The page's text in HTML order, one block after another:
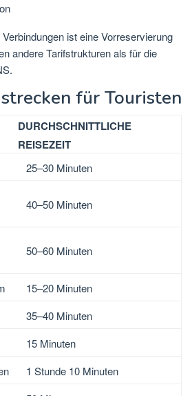
ist eine Vorreservierung
andere Tarifstrukturen als für die
für Touristen
DURCHSCHNITTLICHE
REISEZEIT
25–30 Minuten
40–50 Minuten
50–60 Minuten
15–20 Minuten
35–40 Minuten
15 Minuten
1 Stunde 10 Minuten